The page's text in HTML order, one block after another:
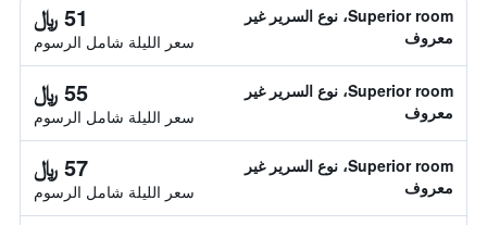
Superior room، نوع السرير غير
معروف
51 ﷼
سعر الليلة شامل الرسوم
Superior room، نوع السرير غير
معروف
55 ﷼
سعر الليلة شامل الرسوم
Superior room، نوع السرير غير
معروف
57 ﷼
سعر الليلة شامل الرسوم